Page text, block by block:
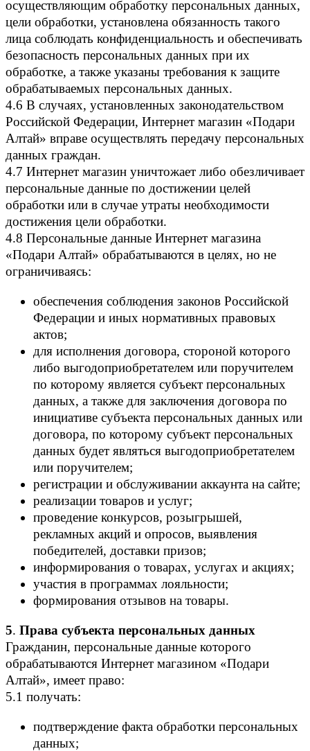
осуществляющим обработку персональных данных,
цели обработки, установлена обязанность такого
лица соблюдать конфиденциальность и обеспечивать
безопасность персональных данных при их
обработке, а также указаны требования к защите
обрабатываемых персональных данных.
4.6 В случаях, установленных законодательством
Российской Федерации, Интернет магазин «Подари
Алтай» вправе осуществлять передачу персональных
данных граждан.
4.7 Интернет магазин уничтожает либо обезличивает
персональные данные по достижении целей
обработки или в случае утраты необходимости
достижения цели обработки.
4.8 Персональные данные Интернет магазина
«Подари Алтай» обрабатываются в целях, но не
ограничиваясь:
обеспечения соблюдения законов Российской
Федерации и иных нормативных правовых
актов;
для исполнения договора, стороной которого
либо выгодоприобретателем или поручителем
по которому является субъект персональных
данных, а также для заключения договора по
инициативе субъекта персональных данных или
договора, по которому субъект персональных
данных будет являться выгодоприобретателем
или поручителем;
регистрации и обслуживании аккаунта на сайте;
реализации товаров и услуг;
проведение конкурсов, розыгрышей,
рекламных акций и опросов, выявления
победителей, доставки призов;
информирования о товарах, услугах и акциях;
участия в программах лояльности;
формирования отзывов на товары.
5. Права субъекта персональных данных
Гражданин, персональные данные которого
обрабатываются Интернет магазином «Подари
Алтай», имеет право:
5.1 получать:
подтверждение факта обработки персональных
данных;